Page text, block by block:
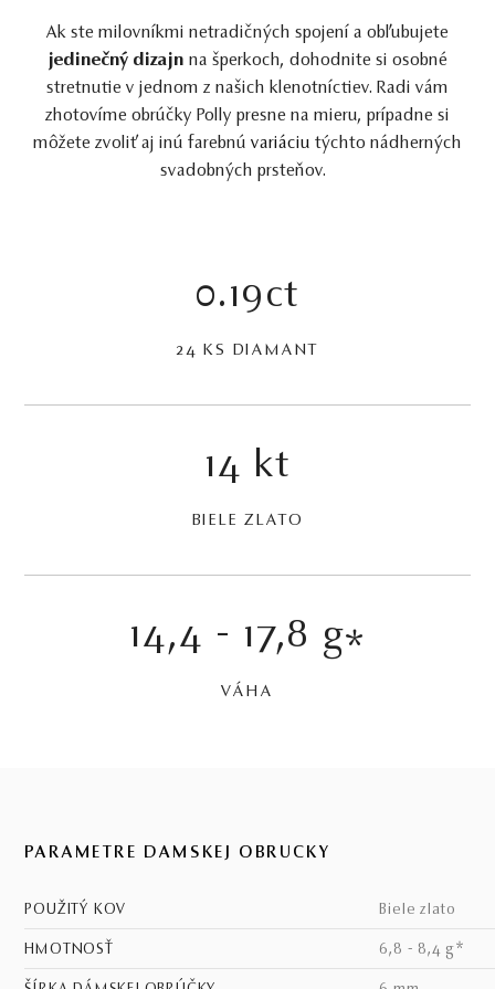
Ak ste milovníkmi netradičných spojení a obľubujete
jedinečný dizajn na šperkoch, dohodnite si osobné
stretnutie v jednom z našich klenotníctiev. Radi vám
zhotovíme obrúčky Polly presne na mieru, prípadne si
môžete zvoliť aj inú farebnú variáciu týchto nádherných
svadobných prsteňov.
0.19ct
24 KS DIAMANT
14 kt
BIELE ZLATO
14,4 - 17,8 g*
VÁHA
PARAMETRE DÁMSKEJ OBRÚČKY
POUŽITÝ KOV biele zlato
HMOTNOSŤ 6,8 - 8,4 g*